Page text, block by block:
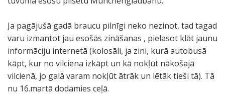
Ja pagājušā gadā braucu pilnīgi neko nezinot, tad tagad
varu izmantot jau esošās zināšanas , pielasot klāt jaunu
informāciju internetā (kolosāli, ja zini, kurā autobusā
kāpt, kur no vilciena izkāpt un kā nokļūt nākošajā
vilcienā, jo galā varam nokļūt ātrāk un lētāk tieši tā). Tā
nu 16.martā dodamies ceļā.